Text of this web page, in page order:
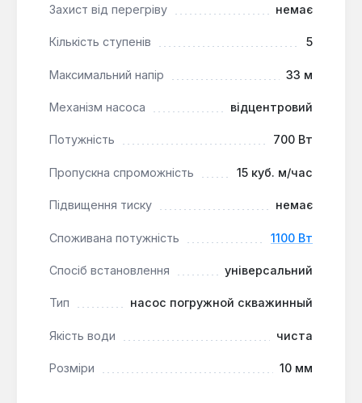
10 метрів, де потрібна стабільна подача чистої
підходить для використання в складі
поливу та навіть для пожежогасіння,
температурі рідини до 35°C.
Захист від перегріву немає
Кількість ступенів 5
Максимальний напір 33 м
Механізм насоса відцентровий
Потужність 700 Вт
Пропускна спроможність 15 куб. м/час
Підвищення тиску немає
Споживана потужність 1100 Вт
Спосіб встановлення універсальний
Тип насос погружной скважинный
Якість води чиста
Розміри 10 мм